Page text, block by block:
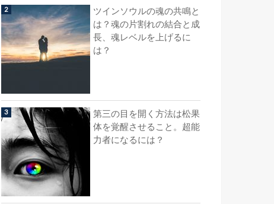
ツインソウルの魂の共鳴と
は？魂の片割れの結合と成
長、魂レベルを上げるに
は？
第三の目を開く方法は松果
体を覚醒させること。超能
力者になるには？